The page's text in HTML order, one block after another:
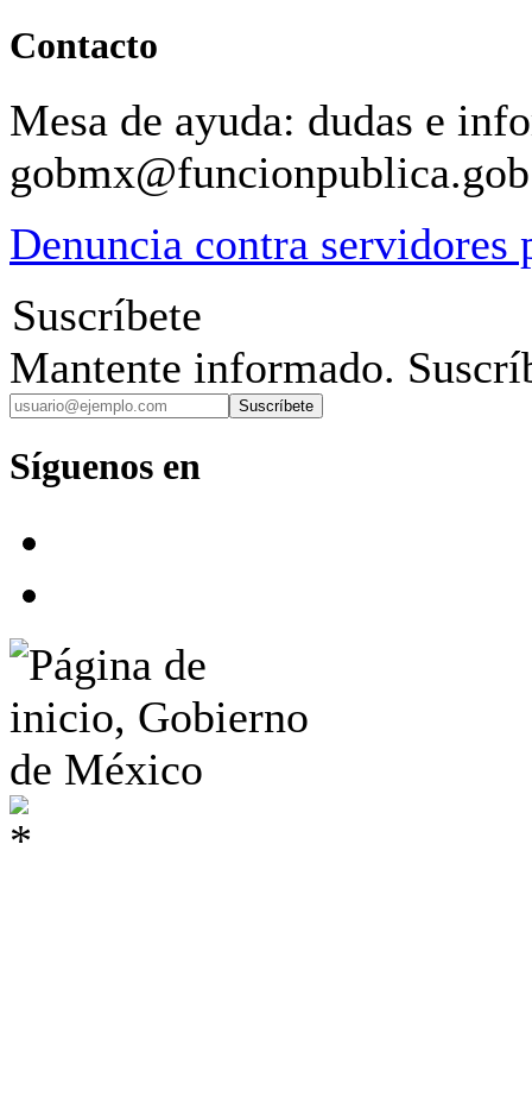
Contacto
Mesa de ayuda: dudas e
Denuncia contra servidores
Suscríbete
Mantente informado.
Suscríbete
Síguenos en